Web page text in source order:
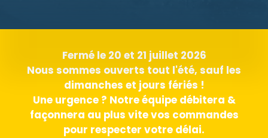
Fermé le 20 et 21 juillet 2026
Nous sommes ouverts tout l'été, sauf les
dimanches et jours fériés !
Une urgence ? Notre équipe débitera &
façonnera au plus vite vos commandes
pour respecter votre délai.